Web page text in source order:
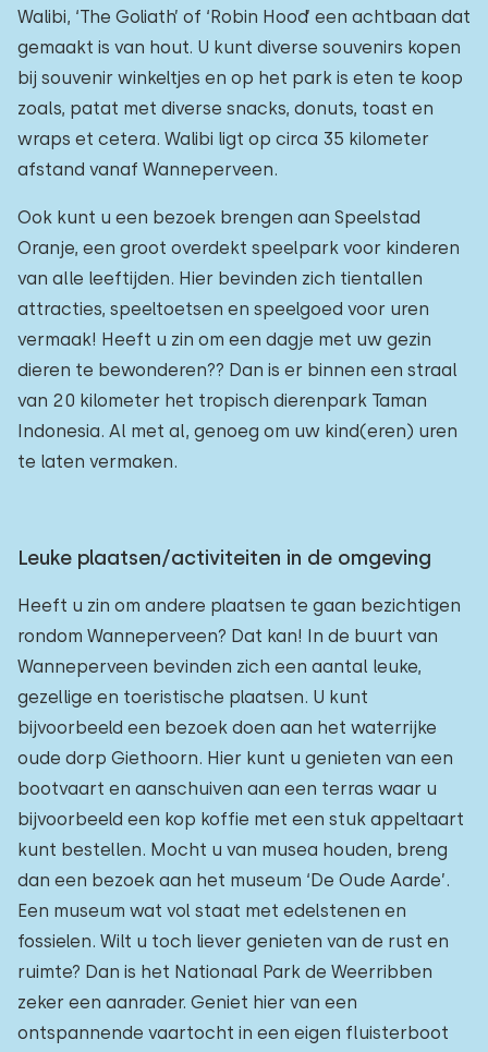
Walibi, ‘The Goliath’ of ‘Robin Hood’ een achtbaan dat
gemaakt is van hout. U kunt diverse souvenirs kopen
bij souvenir winkeltjes en op het park is eten te koop
zoals, patat met diverse snacks, donuts, toast en
wraps et cetera. Walibi ligt op circa 35 kilometer
afstand vanaf Wanneperveen.
Ook kunt u een bezoek brengen aan Speelstad
Oranje, een groot overdekt speelpark voor kinderen
van alle leeftijden. Hier bevinden zich tientallen
attracties, speeltoetsen en speelgoed voor uren
vermaak! Heeft u zin om een dagje met uw gezin
dieren te bewonderen?? Dan is er binnen een straal
van 20 kilometer het tropisch dierenpark Taman
Indonesia. Al met al, genoeg om uw kind(eren) uren
te laten vermaken.
Leuke plaatsen/activiteiten in de omgeving
Heeft u zin om andere plaatsen te gaan bezichtigen
rondom Wanneperveen? Dat kan! In de buurt van
Wanneperveen bevinden zich een aantal leuke,
gezellige en toeristische plaatsen. U kunt
bijvoorbeeld een bezoek doen aan het waterrijke
oude dorp Giethoorn. Hier kunt u genieten van een
bootvaart en aanschuiven aan een terras waar u
bijvoorbeeld een kop koffie met een stuk appeltaart
kunt bestellen. Mocht u van musea houden, breng
dan een bezoek aan het museum ‘De Oude Aarde’.
Een museum wat vol staat met edelstenen en
fossielen. Wilt u toch liever genieten van de rust en
ruimte? Dan is het Nationaal Park de Weerribben
zeker een aanrader. Geniet hier van een
ontspannende vaartocht in een eigen fluisterboot